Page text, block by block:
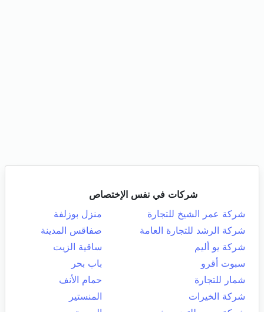
شركات في نفس الإختصاص
شركة عمر الشيخ للتجارة
منزل بوزلفة
شركة الرشد للتجارة العامة
صفاقس المدينة
شركة يو أليم
ساقية الزيت
سبوت أقرو
باب بحر
شمار للتجارة
حمام الأنف
شركة الخيرات
المنستير